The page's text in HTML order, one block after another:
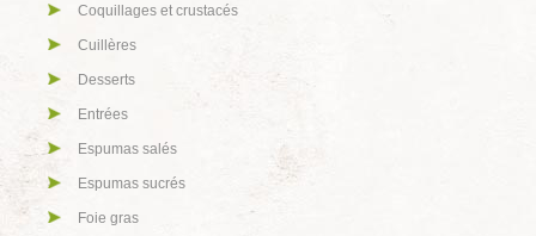
Coquillages et crustacés
Cuillères
Desserts
Entrées
Espumas salés
Espumas sucrés
Foie gras